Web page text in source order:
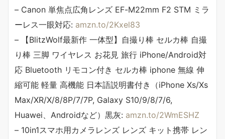
– Canon 単焦点広角レンズ EF-M22mm F2 STM ミラ
ーレス一眼対応: amzn.to/2Kxel83
– 【BlitzWolf最新作 一体型】自撮り棒 セルカ棒 自撮
り棒 三脚 ワイヤレス お花見 旅行 iPhone/Android対
応 Bluetooth リモコン付き セルカ棒 iphone 無線 伸
縮可能 軽量 高機能 日本語説明書付き（iPhone Xs/Xs
Max/XR/X/8/8P/7/7P, Galaxy S10/9/8/7/6,
Huawei、Androidなど）黒灰: amzn.to/2WmESHZ
– 10in1スマホ用カメラレンズ レンズ キット携帯 レン